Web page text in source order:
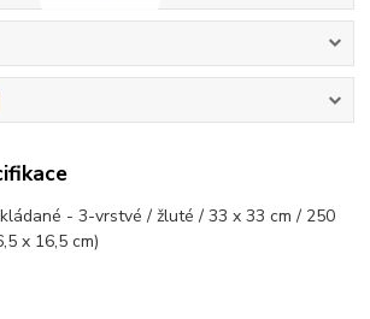
- 3-vrstvé / žluté / 33 x 33 cm / 250
x 16,5 cm)